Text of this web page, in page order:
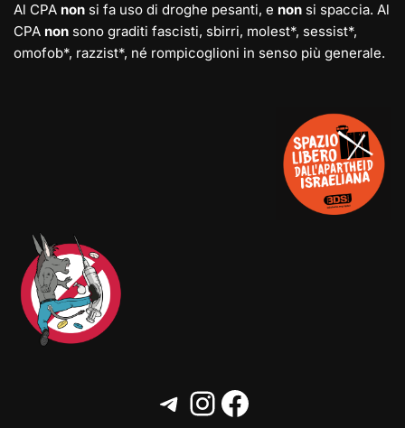
Al CPA non si fa uso di droghe pesanti, e non si spaccia. Al
CPA non sono graditi fascisti, sbirri, molest*, sessist*,
omofob*, razzist*, né rompicoglioni in senso più generale.